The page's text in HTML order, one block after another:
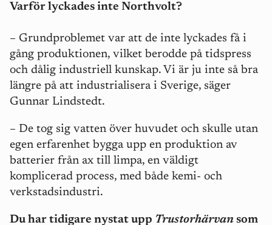
Varför lyckades inte Northvolt?
– Grundproblemet var att de inte lyckades få i
gång produktionen, vilket berodde på tidspress
och dålig industriell kunskap. Vi är ju inte så bra
längre på att industrialisera i Sverige, säger
Gunnar Lindstedt.
– De tog sig vatten över huvudet och skulle utan
egen erfarenhet bygga upp en produktion av
batterier från ax till limpa, en väldigt
komplicerad process, med både kemi- och
verkstadsindustri.
Du har tidigare nystat upp Trustorhärvan som